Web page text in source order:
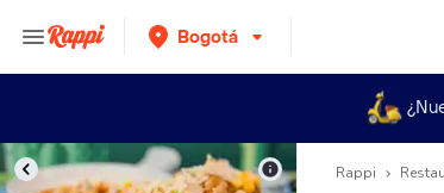
Bogotá
Rappi